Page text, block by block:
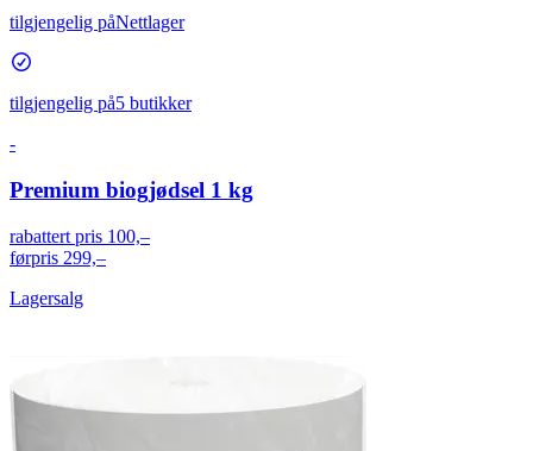
tilgjengelig påNettlager
tilgjengelig på5 butikker
-
Premium biogjødsel 1 kg
rabattert pris 100,–
førpris 299,–
Lagersalg